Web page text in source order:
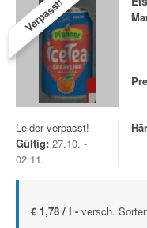
Verpasst!
Leider verpasst!
Gültig: 27.10. -
02.11.
€ 1,78 / l - versch.